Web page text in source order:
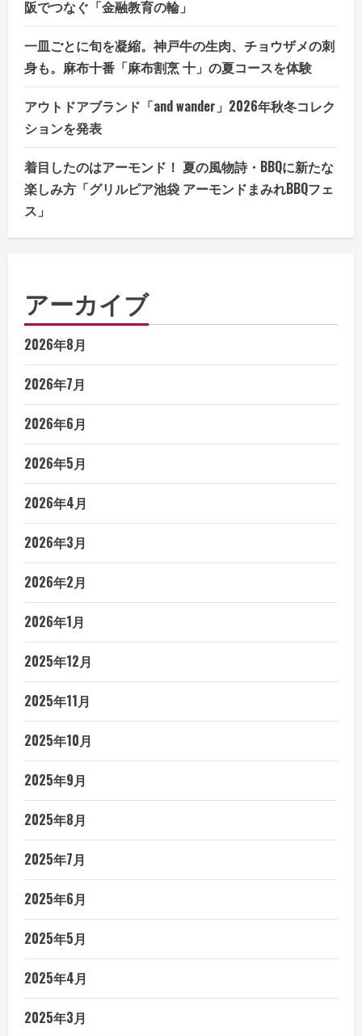
阪でつなぐ「金融教育の輪」
一皿ごとに旬を凝縮。神戸牛の生肉、チョウザメの刺
身も。麻布十番「麻布割烹 十」の夏コースを体験
アウトドアブランド「and wander」2026年秋冬コレク
ションを発表
着目したのはアーモンド！ 夏の風物詩・BBQに新たな
楽しみ方「グリルピア池袋 アーモンドまみれBBQフェ
ス」
アーカイブ
2026年8月
2026年7月
2026年6月
2026年5月
2026年4月
2026年3月
2026年2月
2026年1月
2025年12月
2025年11月
2025年10月
2025年9月
2025年8月
2025年7月
2025年6月
2025年5月
2025年4月
2025年3月